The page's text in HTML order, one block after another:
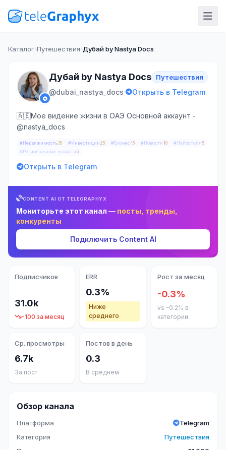
Каталог Путешествия Дубай by Nastya Docs
Дубай by Nastya Docs Путешествия
@dubai_nastya_docs· Открыть в Telegram
🇦🇪Мое видение жизни в ОАЭ Основной аккаунт -
@nastya_docs
#Недвижимость35 #Инвестиции 25 #Бизнес 15 #Новости 10 #Лайфстайл 5
#Региональные новости 5
Открыть в Telegram
CONTENT AI ОТ TELEGRAPHYX
Мониторьте этот канал — посты, тренды,
конкуренты
Подключить Content AI
Подписчиков
31.0k
-100 за месяц
ERR
0.3%
Ниже
среднего
Рост за месяц
-0.3%
vs -0.2% в
категории
Ср. просмотры
6.7k
За пост
Постов в день
0.3
В среднем
Обзор канала
Платформа
Telegram
Категория
Путешествия